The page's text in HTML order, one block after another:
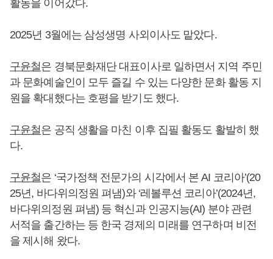
활동을 이어갔다.
2025년 3월에는 삼성생명 사외이사도 맡았다.
구윤철은 경북문화재단 대표이사로 일하면서 지역 주민
과 문화예술인이 모두 즐길 수 있는 다양한 문화 활동 지
원을 확대했다는 호평을 받기도 했다.
구윤철은 공직 생활을 마친 이후 집필 활동도 활발히 했
다.
구윤철은 ‘국가정책 전문가의 시각에서 본 AI 코리아’(20
25년, 바다위의정원 펴냄)와 ‘레볼루션 코리아’(2024년,
바다위의정원 펴냄) 등 혁신과 인공지능(AI) 분야 관련
서적을 출간하는 등 한국 경제의 미래를 연구하며 비전
을 제시해 왔다.